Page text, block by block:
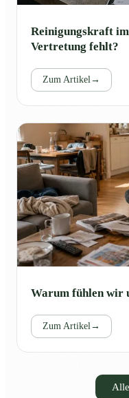
Reinigungskraft
Vertretung fehlt?
Zum Artikel →
Warum fühlen wir
Zum Artikel →